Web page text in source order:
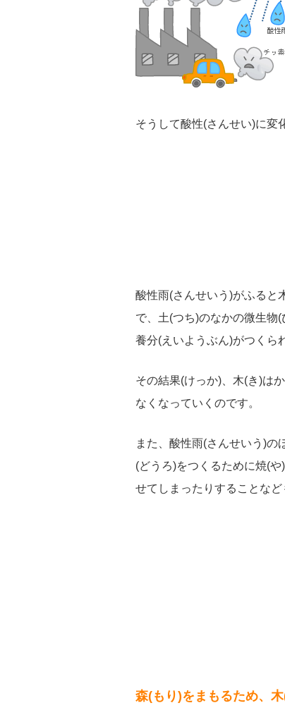
そうして酸性(さんせい)に変
酸性雨(さんせいう)がふると
で、土(つち)のなかの微生物
養分(えいようぶん)がつくら
その結果(けっか)、木(き)は
なくなっていくのです。
また、酸性雨(さんせいう)の
(どうろ)をつくるために焼(
せてしまったりすることなど
森(もり)をまもるため、